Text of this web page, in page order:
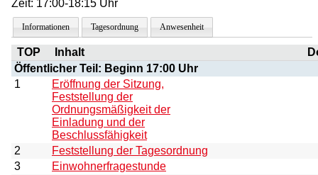
Zeit: 17:00-18:15 Uhr
Informationen Tagesordnung Anwesenheit
TOP Inhalt
Öffentlicher Teil: Beginn 17:00 Uhr
1
Eröffnung der Sitzung,
Feststellung der
Ordnungsmäßigkeit der
Einladung und der
Beschlussfähigkeit
2
Feststellung der Tagesordnung
3
Einwohnerfragestunde